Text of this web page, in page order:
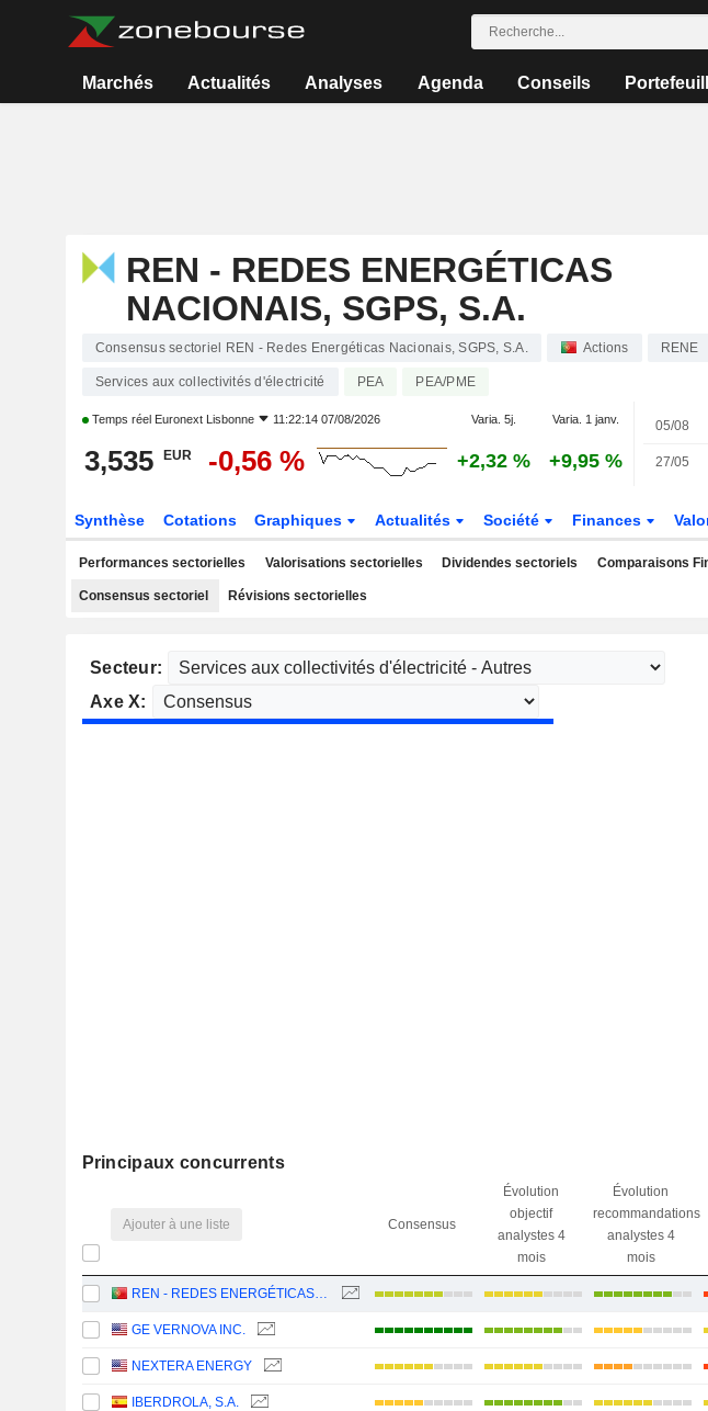
Marchés Actualités Analyses Agenda Conseils
REN - REDES ENERGÉTICAS
NACIONAIS, SGPS, S.A.
Consensus sectoriel REN - Redes Energéticas Nacionais, SGPS, S.A. Actions RENE
Services aux collectivités d'électricité PEA PEA/PME
Temps réel Euronext Lisbonne 11:22:14 07/08/2026 Varia. 5j. Varia. 1 janv.
3,535 EUR -0,56 % +2,32 % +9,95 %
05/08
27/05
Synthèse Cotations Graphiques Actualités Société Finances
Performances sectorielles Valorisations sectorielles Dividendes sectoriels Comparaisons
Consensus sectoriel Révisions sectorielles
Secteur:
Axe X:
Principaux concurrents
Ajouter à une liste Consensus
Évolution
objectif
analystes 4
mois
Évolution
recommandations
analystes 4
mois
REN - REDES ENERGÉTICAS NACIONAIS, SGPS, S.A.
GE VERNOVA INC.
NEXTERA ENERGY
IBERDROLA, S.A.